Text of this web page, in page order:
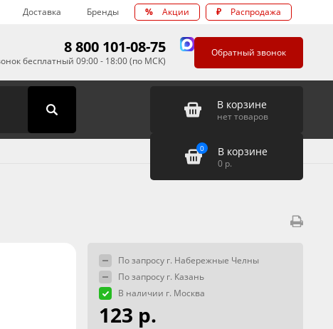
Доставка Бренды % Акции ₽ Распродажа
8 800 101-08-75
бесплатный 09:00 - 18:00 (по МСК)
Обратный звонок
В корзине
нет товаров
0 В корзине
0 р.
По запросу г. Набережные Челны
По запросу г. Казань
В наличии г. Москва
123 р.